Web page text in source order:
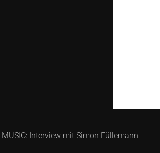
MUSIC: Interview mit Simon Füllemann